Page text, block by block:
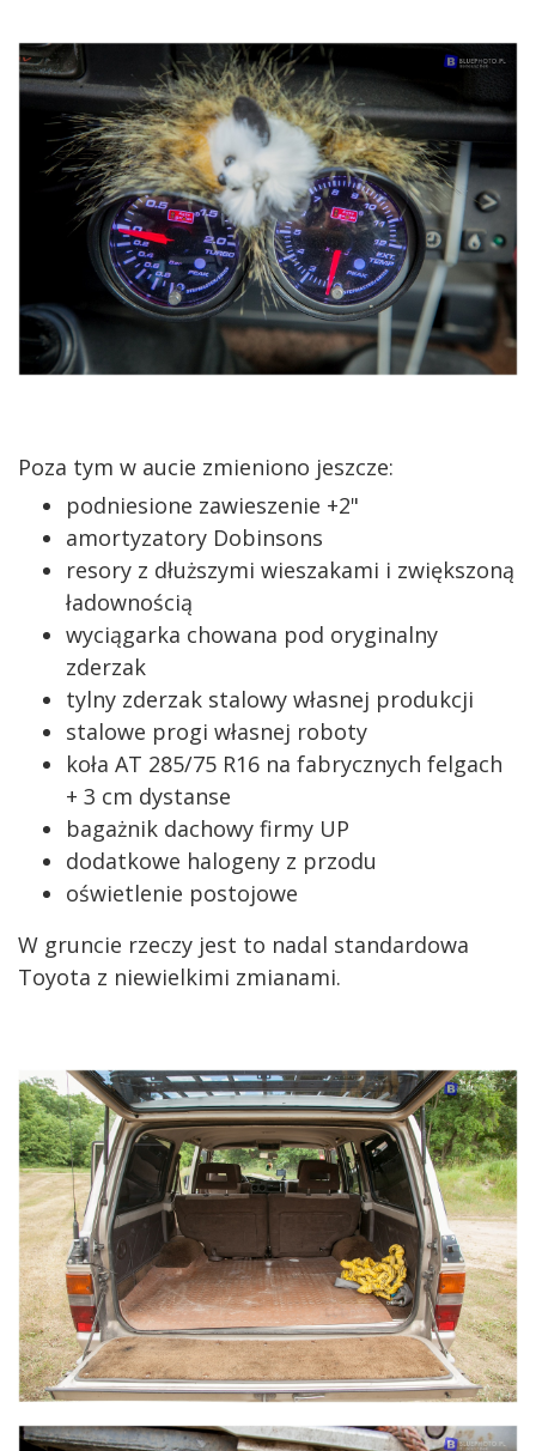
Poza tym w aucie zmieniono jeszcze:
podniesione zawieszenie +2"
amortyzatory Dobinsons
resory z dłuższymi wieszakami i zwiększoną
ładownością
wyciągarka chowana pod oryginalny
zderzak
tylny zderzak stalowy własnej produkcji
stalowe progi własnej roboty
koła AT 285/75 R16 na fabrycznych felgach
+ 3 cm dystanse
bagażnik dachowy firmy UP
dodatkowe halogeny z przodu
oświetlenie postojowe
W gruncie rzeczy jest to nadal standardowa
Toyota z niewielkimi zmianami.